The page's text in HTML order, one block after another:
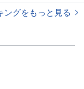
ングをもっと見る